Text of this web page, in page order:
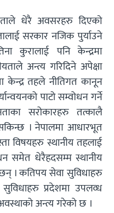
धेरै अवसरहरु दिएको
सरकार नजिक पुर्याउने
कुरालाई पनि केन्द्रमा
अन्त्य गरिदिने अपेक्षा
केन्द्र तहले नीतिगत कानून
पाटो सम्वोधन गर्ने
सरोकारहरु तत्कालै
। नेपालमा आधारभूत
विषयहरु स्थानीय तहलाई
समेत धेरैहदसम्म स्थानीय
। कतिपय सेवा सुविधाहरु
प्रदेशमा उपलव्ध
अन्त्य गरेको छ ।